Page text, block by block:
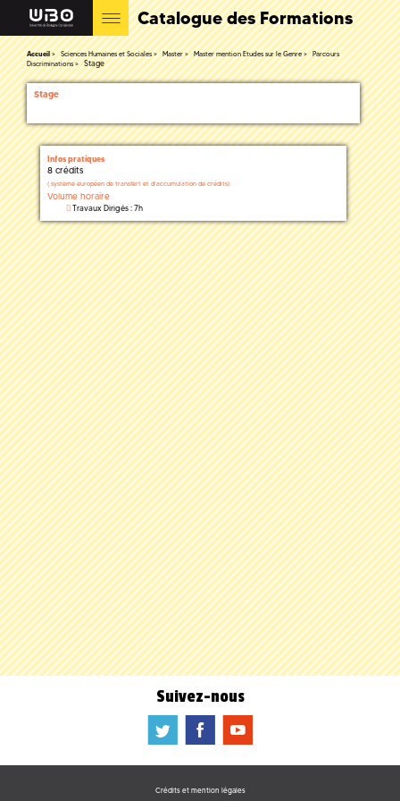
Catalogue des Formations
Accueil Sciences Humaines et Sociales Master Master mention Etudes sur le Genre
Parcours
Discriminations
Stage
Stage
Infos pratiques
8 crédits
( système européen de transfert et d'accumulation de crédits)
Volume horaire
Travaux Dirigés : 7h
Suivez-nous
a b f
Crédits et mention légales